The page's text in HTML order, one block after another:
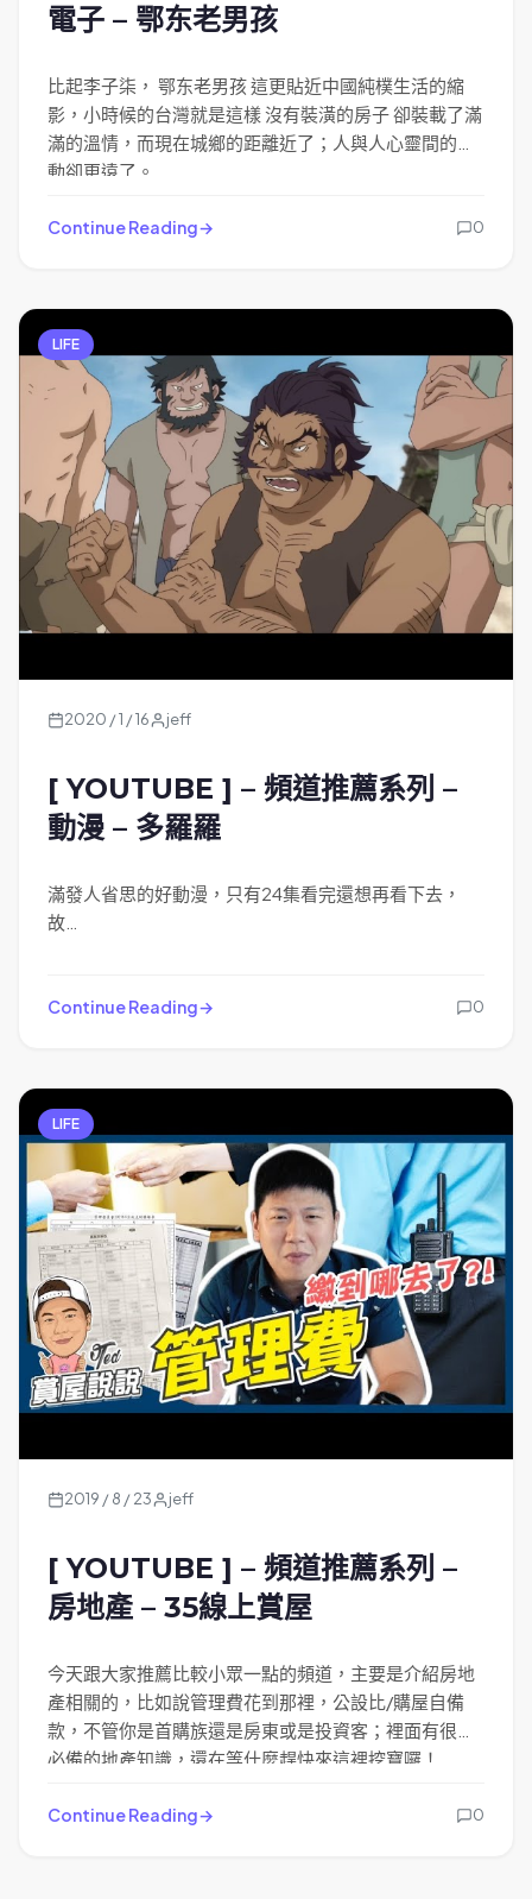
電子 – 鄂东老男孩
比起李子柒， 鄂东老男孩 這更貼近中國純樸生活的縮
影，小時候的台灣就是這樣 沒有裝潢的房子 卻裝載了滿
滿的溫情，而現在城鄉的距離近了；人與人心靈間的互
動卻更遠了。
Continue Reading 0
LIFE
2020 / 1 / 16 jeff
[ YOUTUBE ] – 頻道推薦系列 –
動漫 – 多羅羅
滿發人省思的好動漫，只有24集看完還想再看下去，
故…
Continue Reading 0
LIFE
2019 / 8 / 23 jeff
[ YOUTUBE ] – 頻道推薦系列 –
房地產 – 35線上賞屋
今天跟大家推薦比較小眾一點的頻道，主要是介紹房地
產相關的，比如說管理費花到那裡，公設比/購屋自備
款，不管你是首購族還是房東或是投資客；裡面有很多
必備的地產知識，還在等什麼趕快來這裡挖寶囉！
Continue Reading 0